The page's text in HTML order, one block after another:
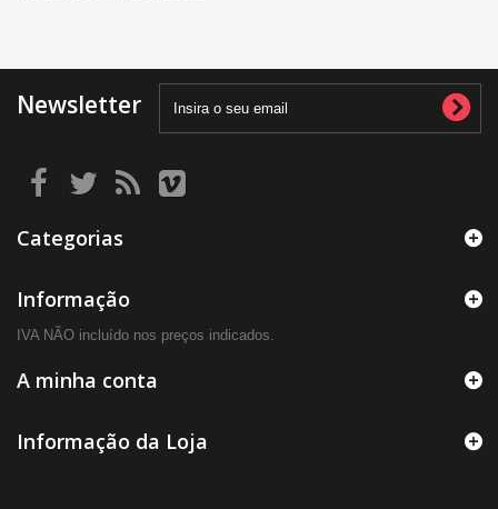
Newsletter
Categorias
Informação
IVA NÃO incluído nos preços indicados.
A minha conta
Informação da Loja